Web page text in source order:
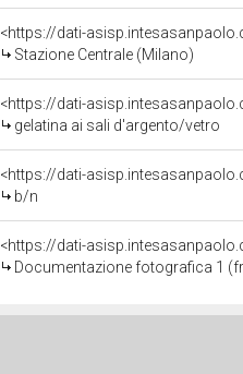
<https://dati-
Stazione Centrale (Milano)
<https://dati-
gelatina ai sali d'argento/vetro
<https://dati-
b/n
<https://dati-
Documentazione fotografica 1